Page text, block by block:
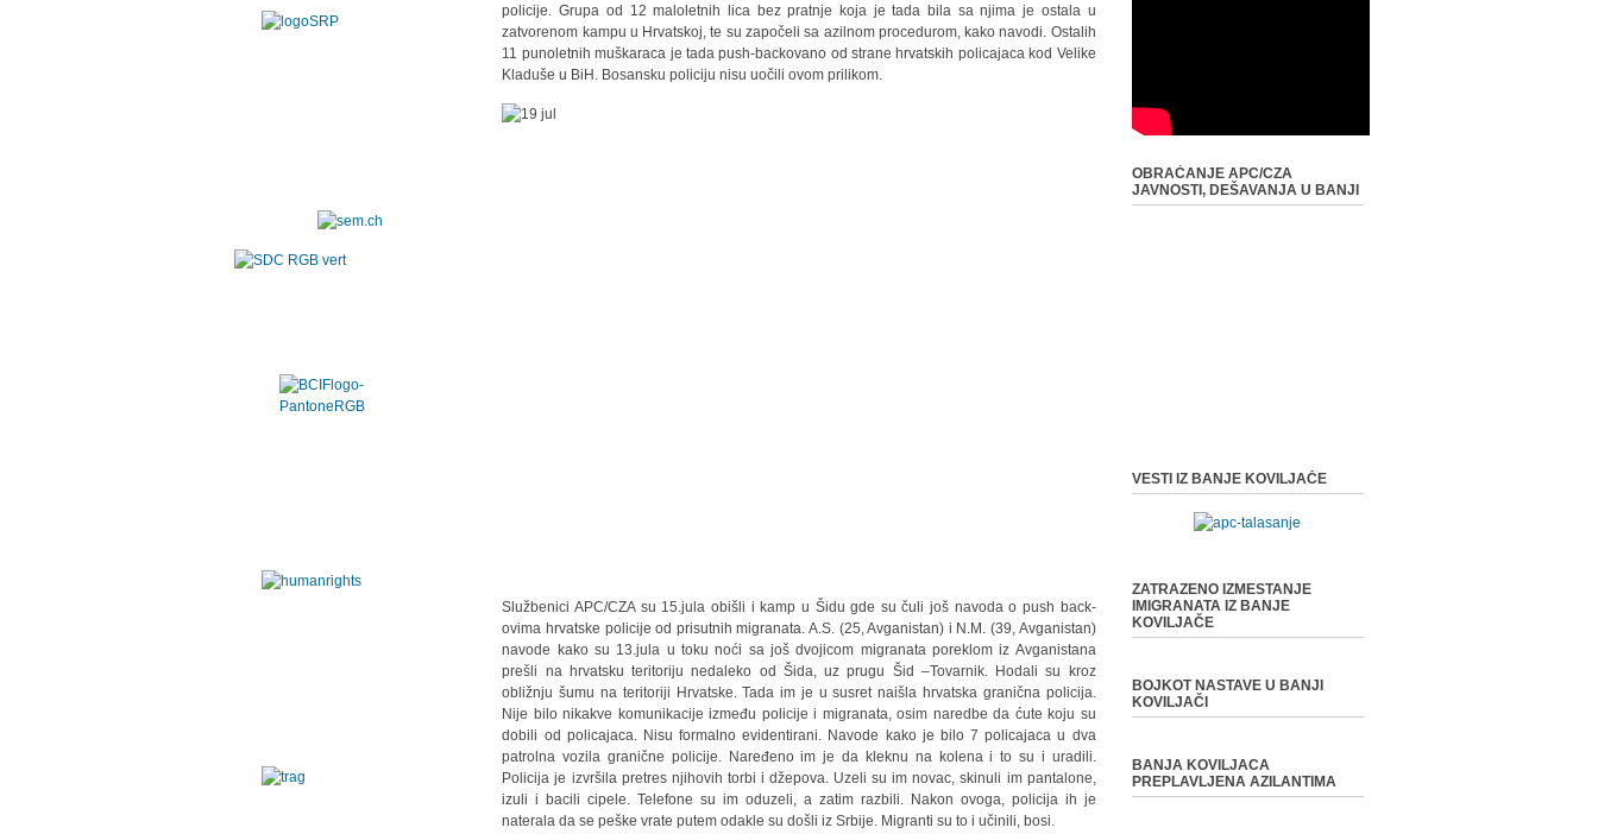
policije. Grupa od 12 maloletnih lica bez pratnje koja je tada bila sa njima je ostala u
zatvorenom kampu u Hrvatskoj, te su započeli sa azilnom procedurom, kako navodi. Ostalih
11 punoletnih muškaraca je tada push-backovano od strane hrvatskih policajaca kod Velike
Kladuše u BiH. Bosansku policiju nisu uočili ovom prilikom.
Službenici APC/CZA su 15.jula obišli i kamp u Šidu gde su čuli još navoda o push back-
ovima hrvatske policije od prisutnih migranata. A.S. (25, Avganistan) i N.M. (39, Avganistan)
navode kako su 13.jula u toku noći sa još dvojicom migranata poreklom iz Avganistana
prešli na hrvatsku teritoriju nedaleko od Šida, uz prugu Šid –Tovarnik. Hodali su kroz
obližnju šumu na teritoriji Hrvatske. Tada im je u susret naišla hrvatska granična policija.
Nije bilo nikakve komunikacije između policije i migranata, osim naredbe da ćute koju su
dobili od policajaca. Nisu formalno evidentirani. Navode kako je bilo 7 policajaca u dva
patrolna vozila granične policije. Naređeno im je da kleknu na kolena i to su i uradili.
Policija je izvršila pretres njihovih torbi i džepova. Uzeli su im novac, skinuli im pantalone,
izuli i bacili cipele. Telefone su im oduzeli, a zatim razbili. Nakon ovoga, policija ih je
naterala da se peške vrate putem odakle su došli iz Srbije. Migranti su to i učinili, bosi.
OBRAĆANJE APC/CZA
JAVNOSTI, DEŠAVANJA U BANJI
VESTI IZ BANJE KOVILJAČE
ZATRAZENO IZMESTANJE
IMIGRANATA IZ BANJE
KOVILJAČE
BOJKOT NASTAVE U BANJI
KOVILJAČI
BANJA KOVILJACA
PREPLAVLJENA AZILANTIMA